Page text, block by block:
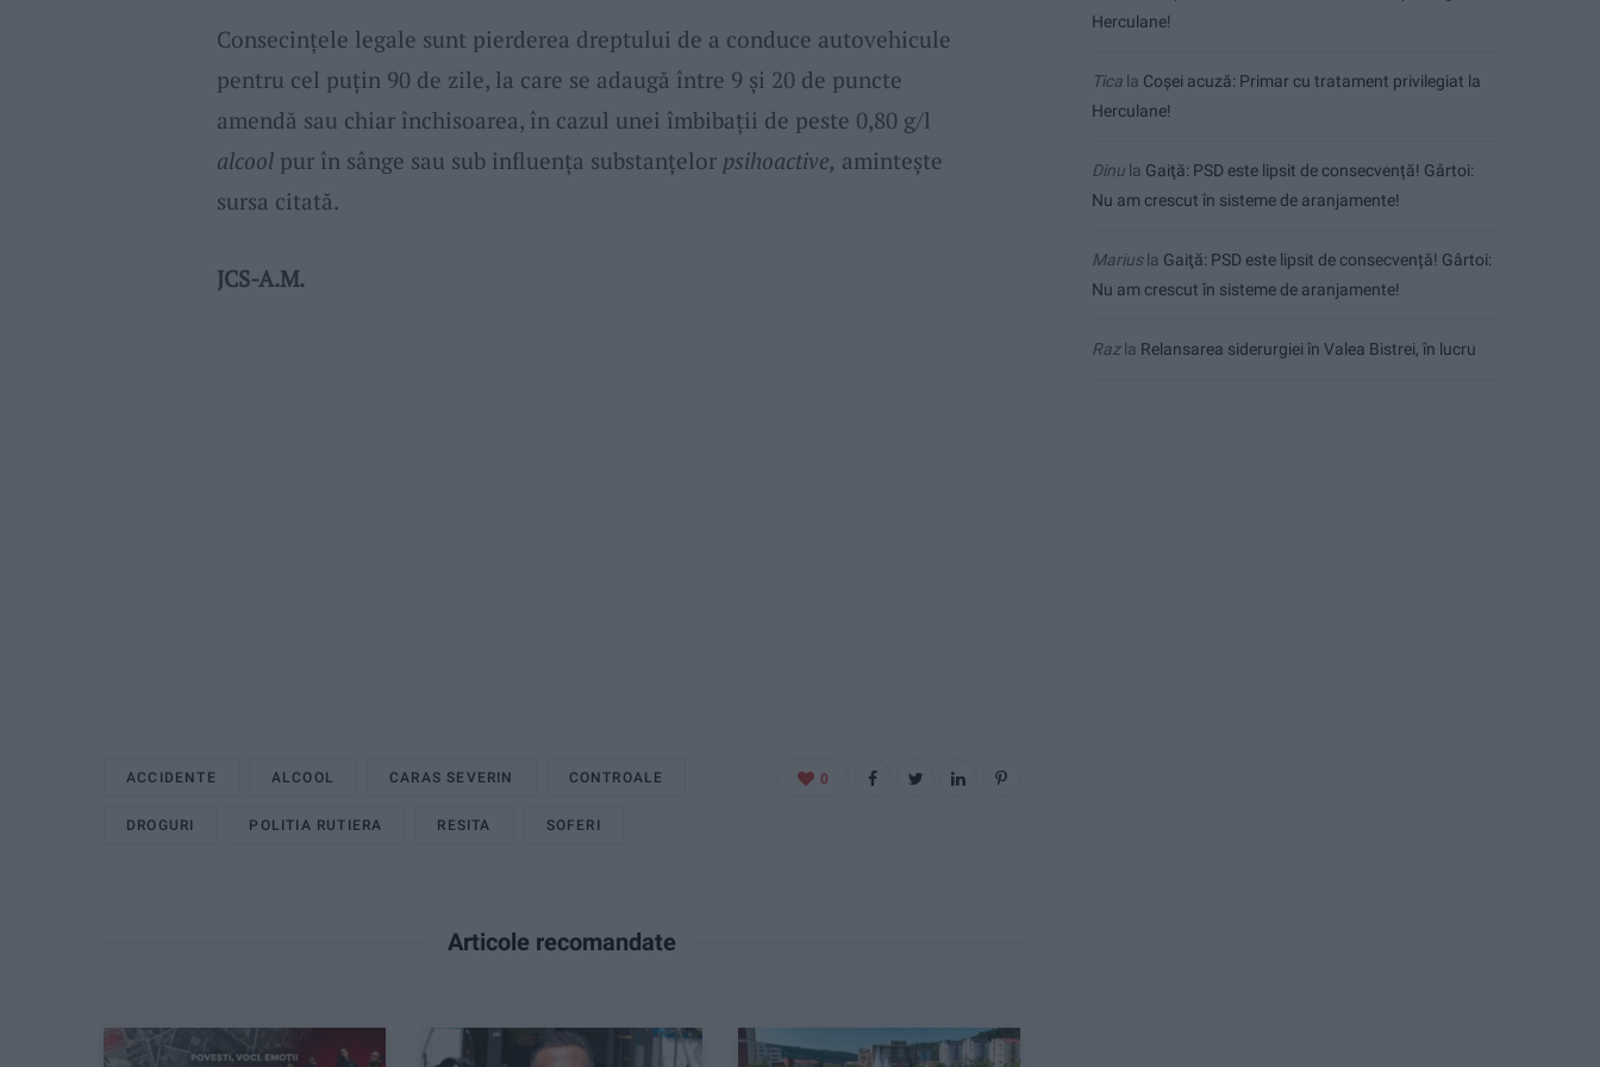
Consecințele legale sunt pierderea dreptului de a conduce autovehicule
pentru cel puțin 90 de zile, la care se adaugă între 9 și 20 de puncte
amendă sau chiar închisoarea, în cazul unei îmbibații de peste 0,80 g/l
alcoolpur în sânge sau sub influența substanțelor psihoactive, amintește
sursa citată.
JCS-A.M.
ACCIDENTE ALCOOL CARAS SEVERIN CONTROALE
DROGURI POLITIA RUTIERA RESITA SOFERI
0
Articole recomandate
Herculane!
Tica la Coșei acuză: Primar cu tratament privilegiat la
Herculane!
Dinu la Gaiţă: PSD este lipsit de consecvență! Gârtoi:
Nu am crescut în sisteme de aranjamente!
Mariusla Gaiţă: PSD este lipsit de consecvență! Gârtoi:
Nu am crescut în sisteme de aranjamente!
Razla Relansarea siderurgiei în Valea Bistrei, în lucru